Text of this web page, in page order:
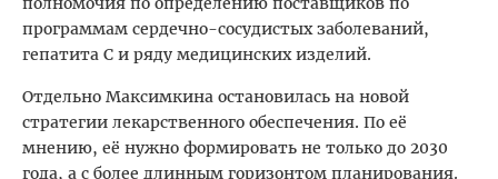
программам сердечно-сосудистых заболеваний,
гепатита С и ряду медицинских изделий.
Отдельно Максимкина остановилась на новой
стратегии лекарственного обеспечения. По её
мнению, её нужно формировать не только до 2030
года, а с более длинным горизонтом планирования.